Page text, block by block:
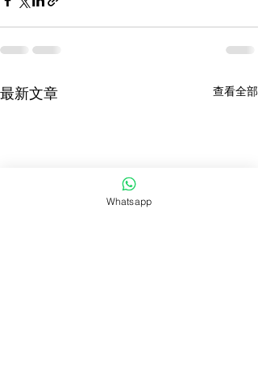
最新文章 查看全部
Whatsapp